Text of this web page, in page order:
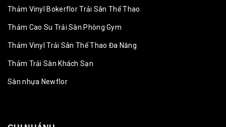
Thảm Vinyl Bokerflor Trải Sân Thể Thao
Thảm Cao Su Trải Sàn Phòng Gym
Thảm Vinyl Trải Sân Thể Thao Đa Năng
Thảm Trải Sàn Khách Sạn
Sàn nhựa Newflor